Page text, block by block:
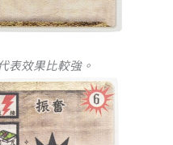
表效果比較強。